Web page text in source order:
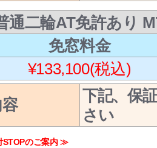
通二輪AT免許あり
免窓料金
¥133,100(税込)
下記、保
さい
STOPのご案内 ≫